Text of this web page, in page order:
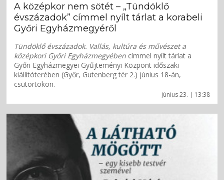
június 23. | 13:38
A középkor nem sötét – „Tündöklő
évszázadok” címmel nyílt tárlat a korabeli
Győri Egyházmegyéről
Tündöklő évszázadok. Vallás, kultúra és művészet a
középkori Győri Egyházmegyében címmel nyílt tárlat a
Győri Egyházmegyei Gyűjteményi Központ időszaki
kiállítóterében (Győr, Gutenberg tér 2.) június 18-án,
csütörtökön.